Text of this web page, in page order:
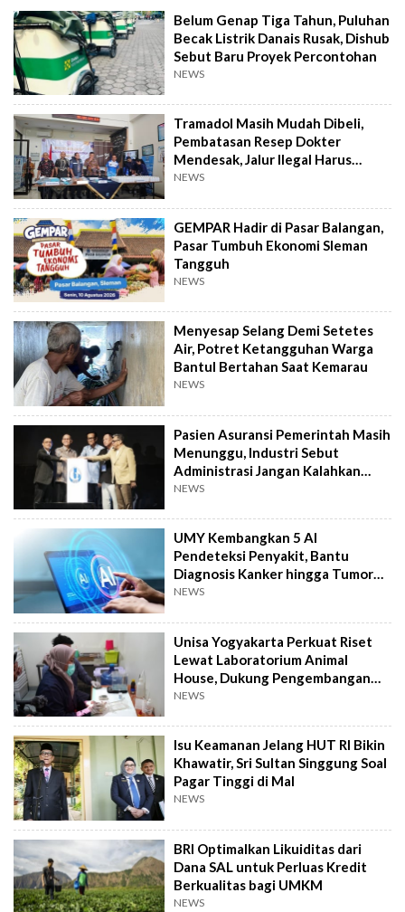
Belum Genap Tiga Tahun, Puluhan
Becak Listrik Danais Rusak, Dishub
Sebut Baru Proyek Percontohan
NEWS
Tramadol Masih Mudah Dibeli,
Pembatasan Resep Dokter
Mendesak, Jalur Ilegal Harus
Distop
NEWS
GEMPAR Hadir di Pasar Balangan,
Pasar Tumbuh Ekonomi Sleman
Tangguh
NEWS
Menyesap Selang Demi Setetes
Air, Potret Ketangguhan Warga
Bantul Bertahan Saat Kemarau
NEWS
Pasien Asuransi Pemerintah Masih
Menunggu, Industri Sebut
Administrasi Jangan Kalahkan
Kemanusiaan
NEWS
UMY Kembangkan 5 AI
Pendeteksi Penyakit, Bantu
Diagnosis Kanker hingga Tumor
Otak Lebih Cepat
NEWS
Unisa Yogyakarta Perkuat Riset
Lewat Laboratorium Animal
House, Dukung Pengembangan
Kandidat Obat
NEWS
Isu Keamanan Jelang HUT RI Bikin
Khawatir, Sri Sultan Singgung Soal
Pagar Tinggi di Mal
NEWS
BRI Optimalkan Likuiditas dari
Dana SAL untuk Perluas Kredit
Berkualitas bagi UMKM
NEWS